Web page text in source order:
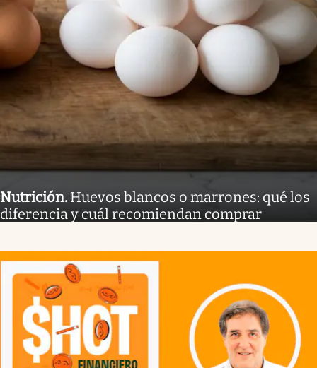
Nutrición. Huevos blancos o marrones: qué los
diferencia y cuál recomiendan comprar